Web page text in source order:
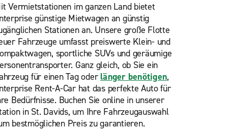
Vermietstationen im ganzen Land bietet
günstige Mietwagen an günstig
Stationen an. Unsere große Flotte
Fahrzeuge umfasst preiswerte Klein- und
sportliche SUVs und geräumige
Ganz gleich, ob Sie ein
für einen Tag oder länger benötigen,
Rent-A-Car hat das perfekte Auto für
Bedürfnisse. Buchen Sie online in unserer
in St. Davids, um Ihre Fahrzeugauswahl
bestmöglichen Preis zu garantieren.